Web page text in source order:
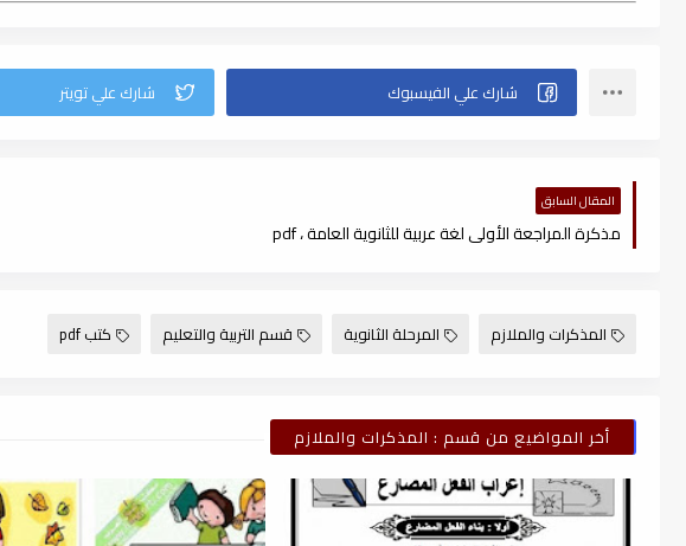
المقال السابق
مذكرة المراجعة الأولى لغة عربية للثانوية العامة ، pdf
المذكرات والملازم المرحلة الثانوية قسم التربية والتعليم كتب pdf
أخر المواضيع من قسم : المذكرات والملازم